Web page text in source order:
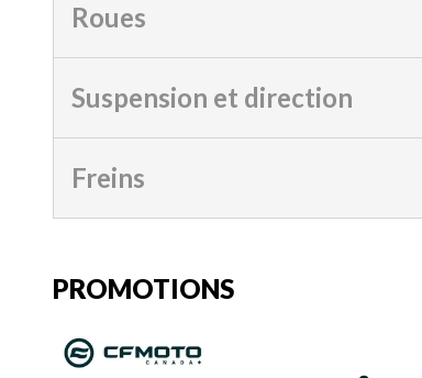
Roues
Suspension et direction
Freins
PROMOTIONS